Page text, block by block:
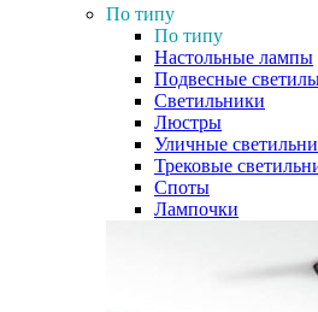
По типу
По типу
Настольные лампы
Подвесные
Светильники
Люстры
Уличные
Трековые
Споты
Лампочки